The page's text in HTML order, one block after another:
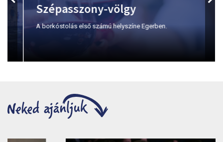
Szépasszony-völgy
A borkóstolás első számú helyszíne Egerben.